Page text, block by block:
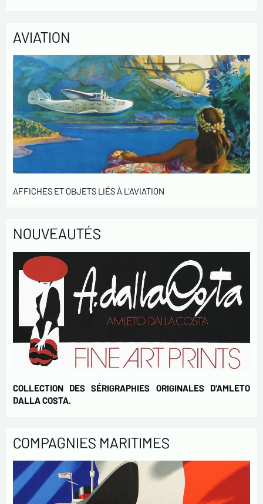
informatique et libertés », vous pouvez exercer votre droit
d'accès aux données vous concernant et les faire rectifier en
nous contactant. Nous vous informons de l’existence de la
liste d'opposition au démarchage téléphonique « Bloctel »,
sur laquelle vous pouvez vous inscrire ici :
https://conso.bloctel.fr/
En cochant cette case, j'accepte que les
informations saisies dans ce formulaire soient
utilisées pour me contacter dans le cadre de cet
échange commercial.
En cochant cette case, j'accepte de recevoir des
votre activités.
AVIATION
AFFICHES ET OBJETS LIÉS À L'AVIATION
NOUVEAUTÉS
COLLECTION DES SÉRIGRAPHIES ORIGINALES D'AMLETO
DALLA COSTA.
COMPAGNIES MARITIMES